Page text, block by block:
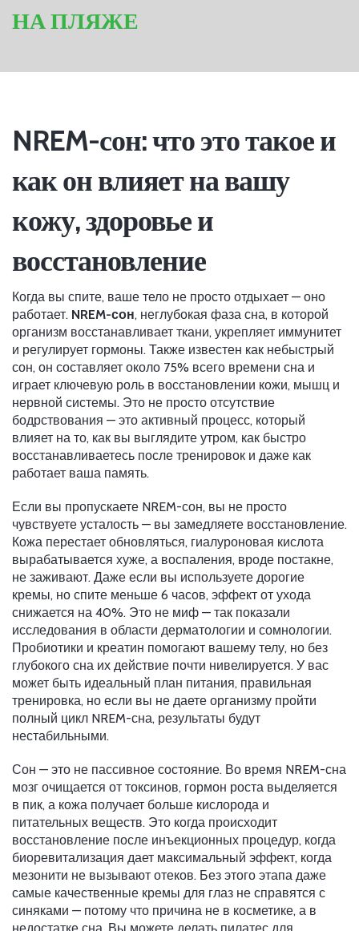
НА ПЛЯЖЕ
NREM-сон: что это такое и
как он влияет на вашу
кожу, здоровье и
восстановление
Когда вы спите, ваше тело не просто отдыхает — оно
работает. NREM-сон, неглубокая фаза сна, в которой
организм восстанавливает ткани, укрепляет иммунитет
и регулирует гормоны. Также известен как небыстрый
сон, он составляет около 75% всего времени сна и
играет ключевую роль в восстановлении кожи, мышц и
нервной системы. Это не просто отсутствие
бодрствования — это активный процесс, который
влияет на то, как вы выглядите утром, как быстро
восстанавливаетесь после тренировок и даже как
работает ваша память.
Если вы пропускаете NREM-сон, вы не просто
чувствуете усталость — вы замедляете восстановление.
Кожа перестает обновляться, гиалуроновая кислота
вырабатывается хуже, а воспаления, вроде постакне,
не заживают. Даже если вы используете дорогие
кремы, но спите меньше 6 часов, эффект от ухода
снижается на 40%. Это не миф — так показали
исследования в области дерматологии и сомнологии.
Пробиотики и креатин помогают вашему телу, но без
глубокого сна их действие почти нивелируется. У вас
может быть идеальный план питания, правильная
тренировка, но если вы не даете организму пройти
полный цикл NREM-сна, результаты будут
нестабильными.
Сон — это не пассивное состояние. Во время NREM-сна
мозг очищается от токсинов, гормон роста выделяется
в пик, а кожа получает больше кислорода и
питательных веществ. Это когда происходит
восстановление после инъекционных процедур, когда
биоревитализация дает максимальный эффект, когда
мезонити не вызывают отеков. Без этого этапа даже
самые качественные кремы для глаз не справятся с
синяками — потому что причина не в косметике, а в